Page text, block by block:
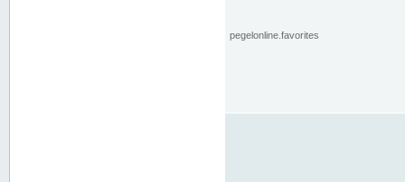
pegelonline.favorites